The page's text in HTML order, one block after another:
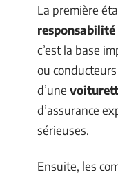
La première
c’est la base
ou conducteurs
d’une
d’assurance
sérieuses.
Ensuite, les